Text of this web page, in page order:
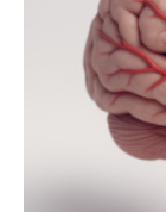
Innovationstag
Berlin
Wirtschaft und